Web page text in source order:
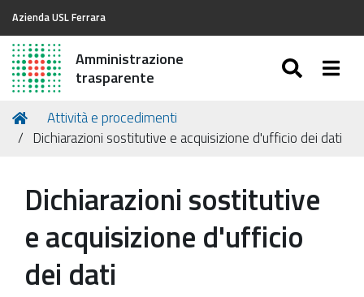
Azienda USL Ferrara
Amministrazione
trasparente
Tu
sei
Home
Attività e procedimenti
Dichiarazioni sostitutive e acquisizione d'ufficio dei dati
Dichiarazioni sostitutive
e acquisizione d'ufficio
dei dati